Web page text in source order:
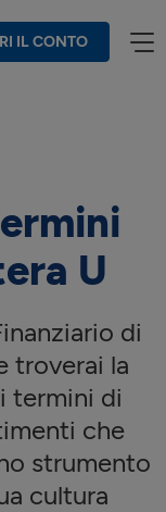
IL CONTO
U
di
troverai la
termini di
che
strumento
cultura